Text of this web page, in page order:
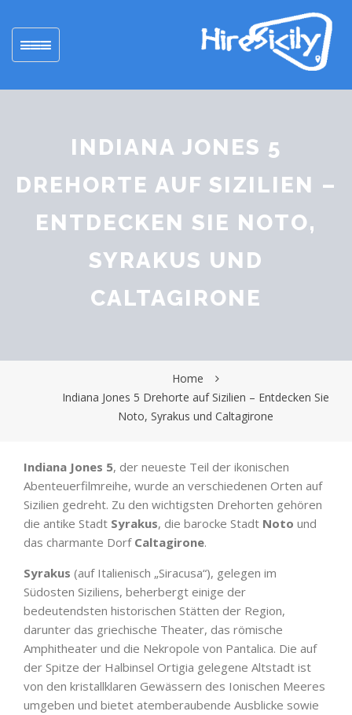
Toggle
navigation
INDIANA JONES 5
DREHORTE AUF SIZILIEN –
ENTDECKEN SIE NOTO,
SYRAKUS UND
CALTAGIRONE
Home
Indiana Jones 5 Drehorte auf Sizilien – Entdecken Sie
Noto, Syrakus und Caltagirone
Indiana Jones 5, der neueste Teil der ikonischen
Abenteuerfilmreihe, wurde an verschiedenen Orten auf
Sizilien gedreht. Zu den wichtigsten Drehorten gehören
die antike Stadt Syrakus, die barocke Stadt Noto und
das charmante Dorf Caltagirone.
Syrakus (auf Italienisch „Siracusa“), gelegen im
Südosten Siziliens, beherbergt einige der
bedeutendsten historischen Stätten der Region,
darunter das griechische Theater, das römische
Amphitheater und die Nekropole von Pantalica. Die auf
der Spitze der Halbinsel Ortigia gelegene Altstadt ist
von den kristallklaren Gewässern des Ionischen Meeres
umgeben und bietet atemberaubende Ausblicke sowie